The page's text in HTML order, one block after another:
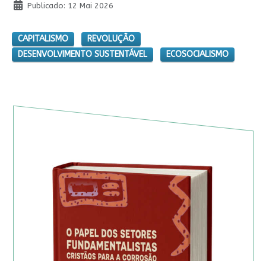
Publicado: 12 Mai 2026
CAPITALISMO
REVOLUÇÃO
DESENVOLVIMENTO SUSTENTÁVEL
ECOSOCIALISMO